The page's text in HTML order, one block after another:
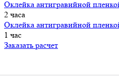
Оклейка антигравийной
2 часа
Оклейка антигравийной
1 час
Заказать расчет